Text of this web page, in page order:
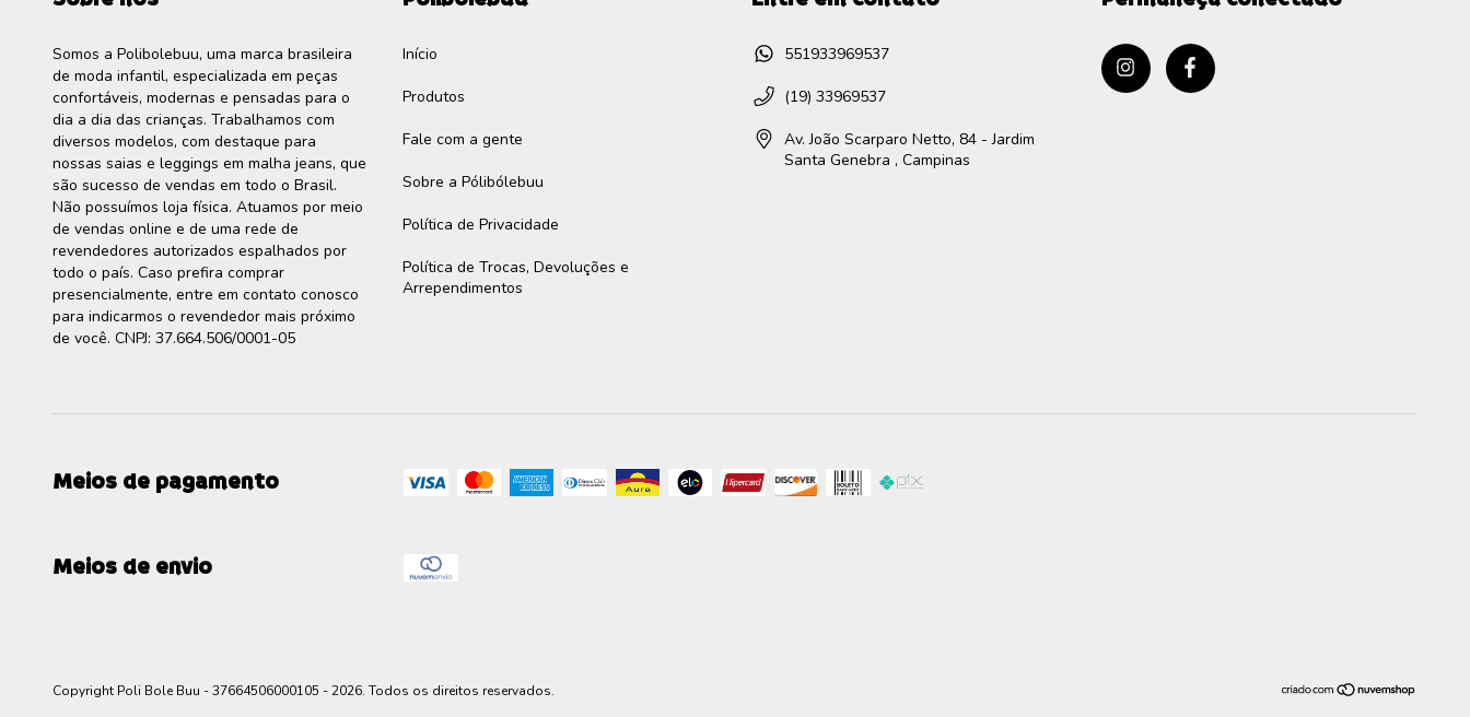
Somos a Polibolebuu, uma marca brasileira
de moda infantil, especializada em peças
confortáveis, modernas e pensadas para o
dia a dia das crianças. Trabalhamos com
diversos modelos, com destaque para
nossas saias e leggings em malha jeans, que
são sucesso de vendas em todo o Brasil.
Não possuímos loja física. Atuamos por meio
de vendas online e de uma rede de
revendedores autorizados espalhados por
todo o país. Caso prefira comprar
presencialmente, entre em contato conosco
para indicarmos o revendedor mais próximo
de você. CNPJ: 37.664.506/0001-05
Início
Produtos
Fale com a gente
Sobre a Pólibólebuu
Política de Privacidade
Política de Trocas, Devoluções e
Arrependimentos
551933969537
(19) 33969537
Av. João Scarparo Netto, 84 - Jardim
Santa Genebra , Campinas
Meios de pagamento
Meios de envio
Copyright Poli Bole Buu - 37664506000105 - 2026. Todos os direitos reservados.